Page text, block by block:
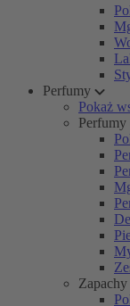
Perfumy
Pokaż
Perfumy